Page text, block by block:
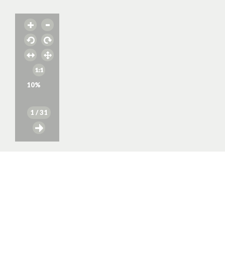
10%
1 / 31